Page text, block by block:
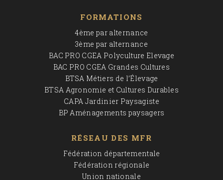
FORMATIONS
4ème par alternance
3ème par alternance
BAC PRO CGEA Polyculture Elevage
BAC PRO CGEA Grandes Cultures
BTSA Métiers de l’Élevage
BTSA Agronomie et Cultures Durables
CAPA Jardinier Paysagiste
BP Aménagements paysagers
RÉSEAU DES MFR
Fédération départementale
Fédération régionale
Union nationale